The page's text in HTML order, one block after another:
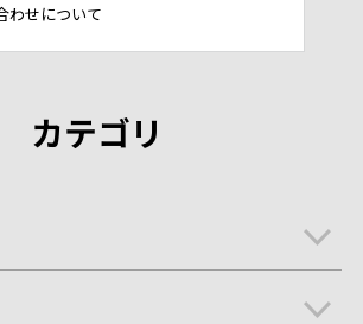
わせについて
カテゴリ